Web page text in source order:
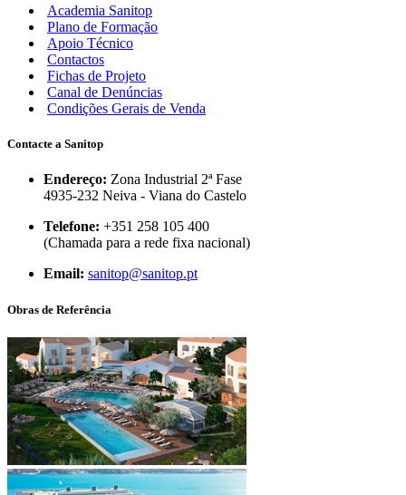
Academia Sanitop
Plano de Formação
Apoio Técnico
Contactos
Fichas de Projeto
Canal de Denúncias
Condições Gerais de Venda
Contacte a Sanitop
Endereço: Zona Industrial 2ª Fase
4935-232 Neiva - Viana do Castelo
Telefone: +351 258 105 400
(Chamada para a rede fixa nacional)
Email: sanitop@sanitop.pt
Obras de Referência